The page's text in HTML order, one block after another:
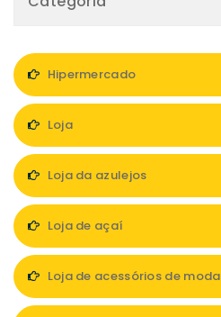
Hipermercado
Loja
Loja da azulejos
Loja de açaí
Loja de acessórios de moda